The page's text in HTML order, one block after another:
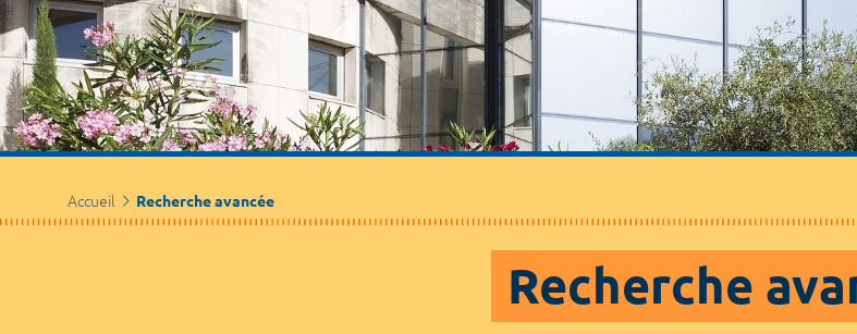
Accueil Recherche avancée
Recherche